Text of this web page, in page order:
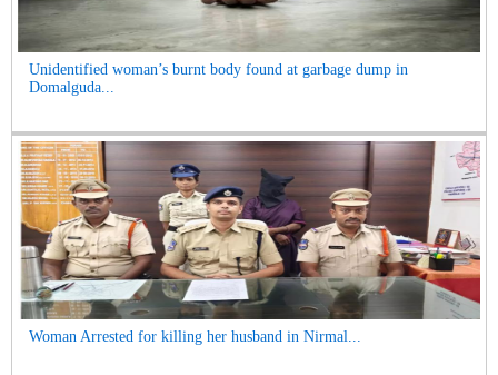
Unidentified woman’s burnt body found at garbage dump in
Domalguda...
Woman Arrested for killing her husband in Nirmal...